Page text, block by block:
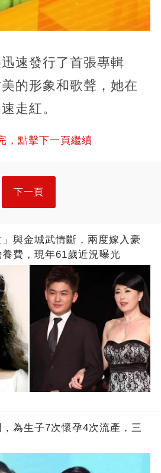
速發行了首張專輯
美的形象和歌聲，她在
走紅。
，點擊下一頁繼續
下一頁
與金城武情斷，兩度嫁入豪
費，現年61歲近況曝光
為生子7次懷孕4次流產，三